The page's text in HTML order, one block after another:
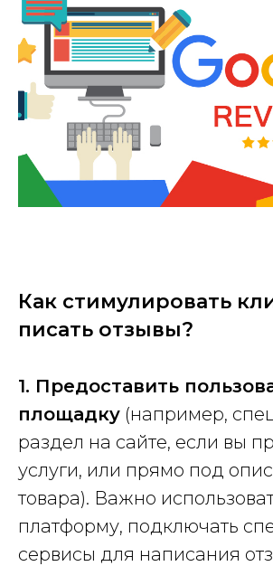
Как стимулировать
писать отзывы?
1. Предоставить
площадку (например,
раздел на сайте, если вы
услуги, или прямо под
товара). Важно
платформу, подключать
сервисы для написания